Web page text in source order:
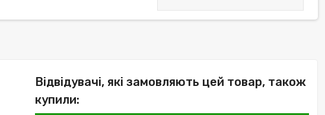
Відвідувачі, які замовляють цей товар, також
купили: